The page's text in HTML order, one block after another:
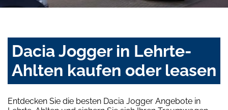
Dacia Jogger in Lehrte-
Ahlten kaufen oder leasen
Entdecken Sie die besten Dacia Jogger Angebote in